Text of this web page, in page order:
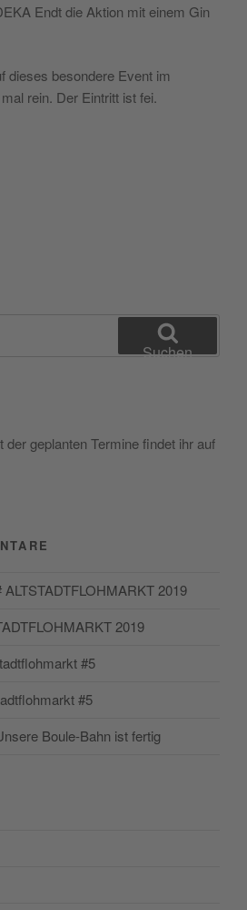
Endt die Aktion mit einem Gin
dieses besondere Event im
rein. Der Eintritt ist fei.
Suchen
der geplanten Termine findet ihr auf
ALTSTADTFLOHMARKT 2019
2019
#5
#5
Boule-Bahn ist fertig